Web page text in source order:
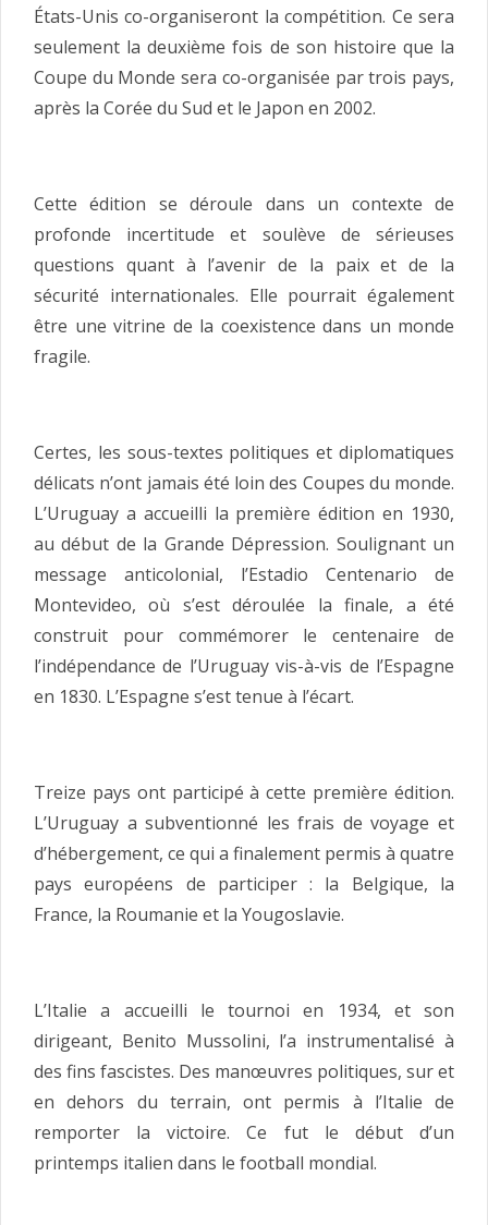
États-Unis co-organiseront la compétition. Ce sera
seulement la deuxième fois de son histoire que la
Coupe du Monde sera co-organisée par trois pays,
après la Corée du Sud et le Japon en 2002.
Cette édition se déroule dans un contexte de
profonde incertitude et soulève de sérieuses
questions quant à l’avenir de la paix et de la
sécurité internationales. Elle pourrait également
être une vitrine de la coexistence dans un monde
fragile.
Certes, les sous-textes politiques et diplomatiques
délicats n’ont jamais été loin des Coupes du monde.
L’Uruguay a accueilli la première édition en 1930,
au début de la Grande Dépression. Soulignant un
message anticolonial, l’Estadio Centenario de
Montevideo, où s’est déroulée la finale, a été
construit pour commémorer le centenaire de
l’indépendance de l’Uruguay vis-à-vis de l’Espagne
en 1830. L’Espagne s’est tenue à l’écart.
Treize pays ont participé à cette première édition.
L’Uruguay a subventionné les frais de voyage et
d’hébergement, ce qui a finalement permis à quatre
pays européens de participer : la Belgique, la
France, la Roumanie et la Yougoslavie.
L’Italie a accueilli le tournoi en 1934, et son
dirigeant, Benito Mussolini, l’a instrumentalisé à
des fins fascistes. Des manœuvres politiques, sur et
en dehors du terrain, ont permis à l’Italie de
remporter la victoire. Ce fut le début d’un
printemps italien dans le football mondial.